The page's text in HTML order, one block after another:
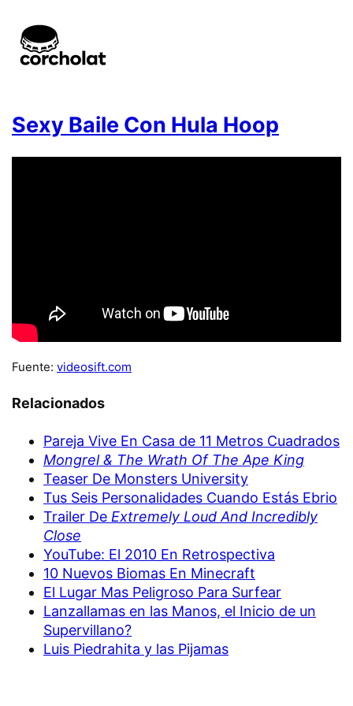
Sexy Baile Con Hula Hoop
Fuente: videosift.com
Relacionados
Pareja Vive En Casa de 11 Metros Cuadrados
Mongrel & The Wrath Of The Ape King
Teaser De Monsters University
Tus Seis Personalidades Cuando Estás Ebrio
Trailer De Extremely Loud And Incredibly
Close
YouTube: El 2010 En Retrospectiva
10 Nuevos Biomas En Minecraft
El Lugar Mas Peligroso Para Surfear
Lanzallamas en las Manos, el Inicio de un
Supervillano?
Luis Piedrahita y las Pijamas